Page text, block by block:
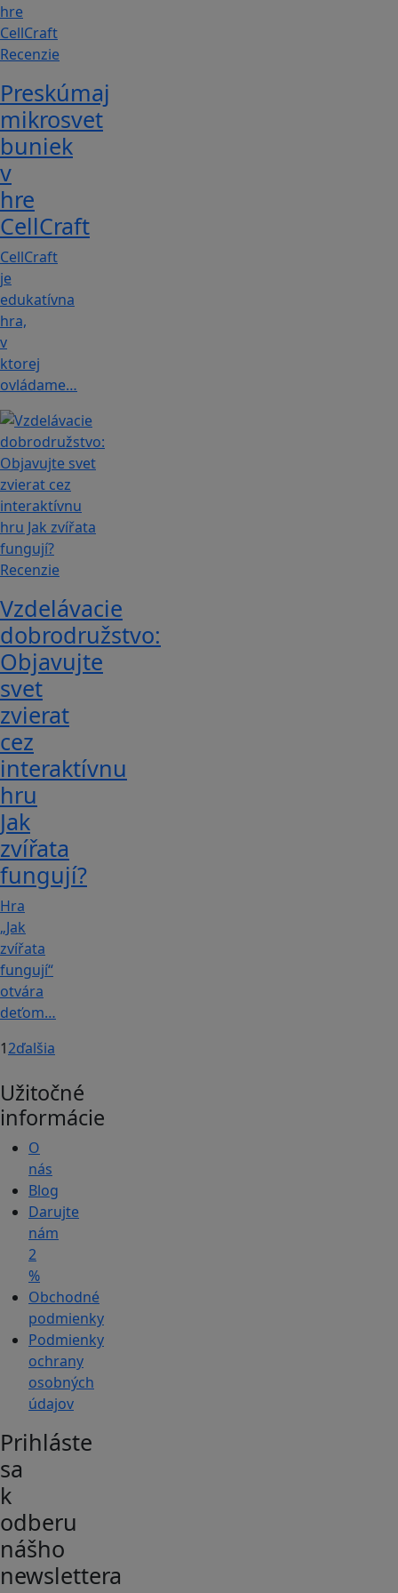
Recenzie
Preskúmaj
mikrosvet
buniek
v
hre
CellCraft
CellCraft
je
edukatívna
hra,
v
ktorej
ovládame…
Recenzie
Vzdelávacie
dobrodružstvo:
Objavujte
svet
zvierat
cez
interaktívnu
hru
Jak
zvířata
fungují?
Hra
„Jak
zvířata
fungují“
otvára
deťom…
12ďalšia
Užitočné
informácie
O
nás
Blog
Darujte
nám
2
%
Obchodné
podmienky
Podmienky
ochrany
osobných
údajov
Prihláste
sa
k
odberu
nášho
newslettera